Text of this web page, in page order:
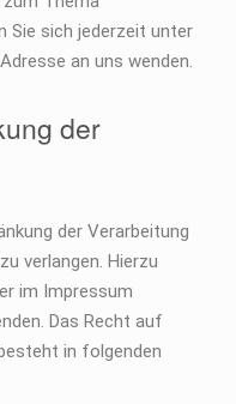
Sie sich jederzeit unter
an uns wenden.
der
der Verarbeitung
verlangen. Hierzu
im Impressum
Das Recht auf
in folgenden